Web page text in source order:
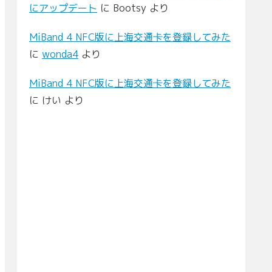
にアップデート に Bootsy より
MiBand 4 NFC版に上海交通卡を登録してみた
に wonda4 より
MiBand 4 NFC版に上海交通卡を登録してみた
に けい より